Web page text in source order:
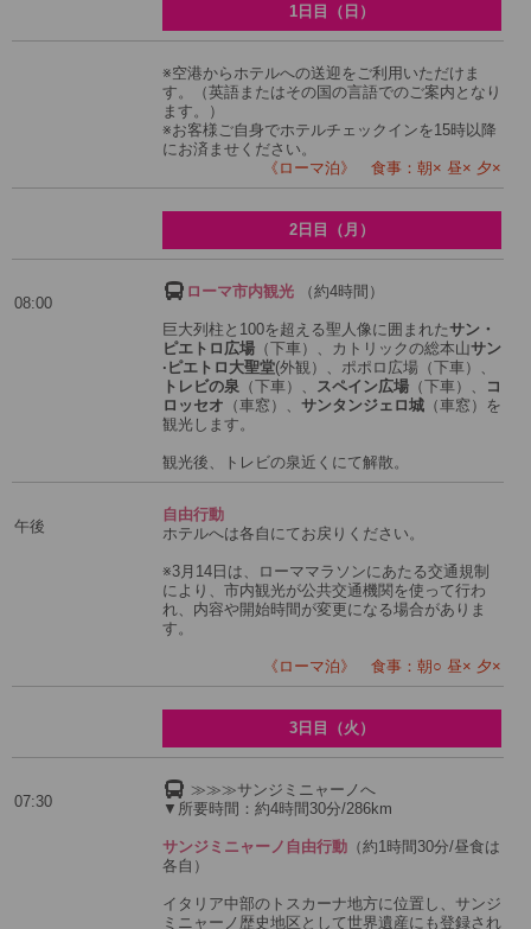
1日目（日）
※空港からホテルへの送迎をご利用いただけま
す。（英語またはその国の言語でのご案内となり
ます。）
※お客様ご自身でホテルチェックインを15時以降
にお済ませください。
《ローマ泊》 食事：朝× 昼× 夕×
2日目（月）
08:00
ローマ市内観光 （約4時間）
巨大列柱と100を超える聖人像に囲まれたサン・
ピエトロ広場 （下車）、カトリックの総本山サン
·ピエトロ大聖堂(外観）、ポポロ広場（下車）、
トレビの泉 （下車）、 スペイン広場 （下車）、
コ
ロッセオ （車窓）、 サンタンジェロ城 （車窓）を
観光します。
観光後、トレビの泉近くにて解散。
午後
自由行動
ホテルへは各自にてお戻りください。
※3月14日は、ローママラソンにあたる交通規制
により、市内観光が公共交通機関を使って行わ
れ、内容や開始時間が変更になる場合がありま
す。
《ローマ泊》 食事：朝○ 昼× 夕×
3日目（火）
07:30
≫≫≫サンジミニャーノへ
▼所要時間：約4時間30分/286km
サンジミニャーノ自由行動 （約1時間30分/昼食は
各自）
イタリア中部のトスカーナ地方に位置し、サンジ
ミニャーノ歴史地区として世界遺産にも登録され